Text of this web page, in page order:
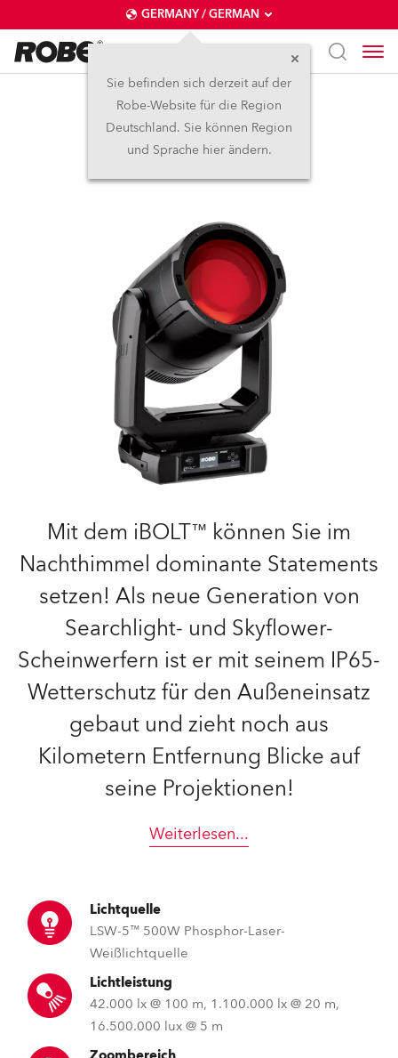
GERMANY / GERMAN
Sie befinden sich derzeit auf der
Robe-Website für die Region
Deutschland. Sie können Region
und Sprache hier ändern.
iBOLT™
IP65
Mit dem iBOLT™ können Sie im
Nachthimmel dominante Statements
setzen! Als neue Generation von
Searchlight- und Skyflower-
Scheinwerfern ist er mit seinem IP65-
Wetterschutz für den Außeneinsatz
gebaut und zieht noch aus
Kilometern Entfernung Blicke auf
seine Projektionen!
Weiterlesen...
Lichtquelle
LSW-5™ 500W Phosphor-Laser-
Weißlichtquelle
Lichtleistung
42.000 lx @ 100 m, 1.100.000 lx @ 20 m,
16.500.000 lux @ 5 m